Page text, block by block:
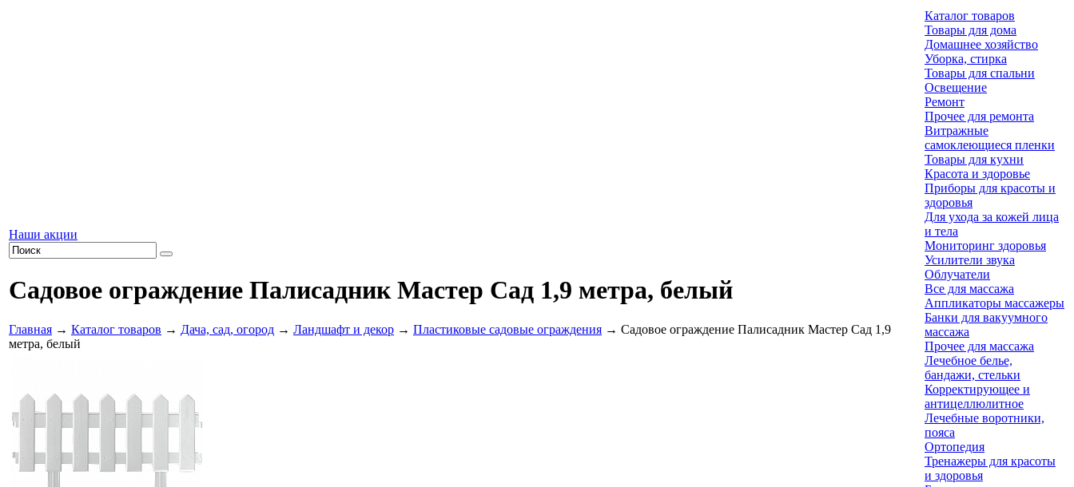
Наши акции
Садовое ограждение Палисадник Мастер Сад 1,9 метра, белый
Главная → Каталог товаров → Дача, сад, огород → Ландшафт и декор → Пластиковые садовые ограждения → Садовое ограждение Палисадник Мастер Сад 1,9
метра, белый
Каталог товаров
Товары для дома
Домашнее хозяйство
Уборка, стирка
Товары для спальни
Освещение
Ремонт
Прочее для ремонта
Витражные
самоклеющиеся пленки
Товары для кухни
Красота и здоровье
Приборы для красоты и
здоровья
Для ухода за кожей лица
и тела
Мониторинг здоровья
Усилители звука
Облучатели
Все для массажа
Аппликаторы массажеры
Банки для вакуумного
массажа
Прочее для массажа
Лечебное белье,
бандажи, стельки
Корректирующее и
антицеллюлитное
Лечебные воротники,
пояса
Ортопедия
Тренажеры для красоты
и здоровья